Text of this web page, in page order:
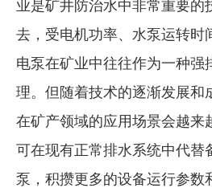
业是矿井防治水中非常重要的
去，受电机功率、水泵运转时
电泵在矿业中往往作为一种强
理。但随着技术的逐渐发展和
在矿产领域的应用场景会越来
可在现有正常排水系统中代替
泵，积攒更多的设备运行参数